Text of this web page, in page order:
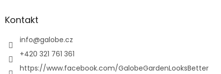
aKontakt
info@galobe.cz
+420 321 761 361
https://www.facebook.com/GalobeGardenLooksBetter